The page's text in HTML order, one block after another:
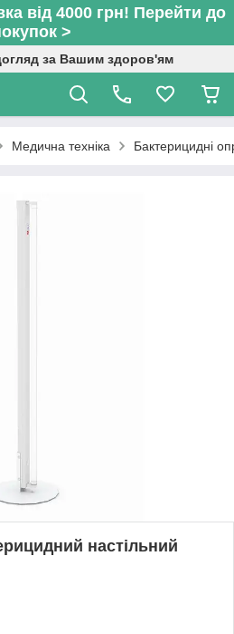
від 4000 грн! Перейти до
>
за Вашим здоров'ям
Медична техніка Бактерицидні
настільний